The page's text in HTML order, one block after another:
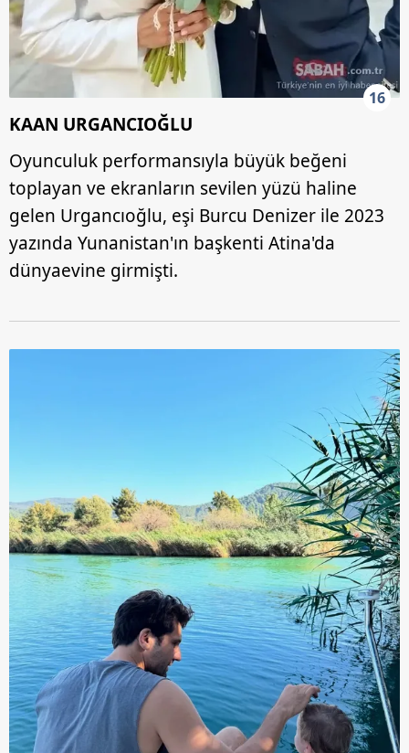
16
KAAN URGANCIOĞLU
Oyunculuk performansıyla büyük beğeni
toplayan ve ekranların sevilen yüzü haline
gelen Urgancıoğlu, eşi Burcu Denizer ile 2023
yazında Yunanistan'ın başkenti Atina'da
dünyaevine girmişti.